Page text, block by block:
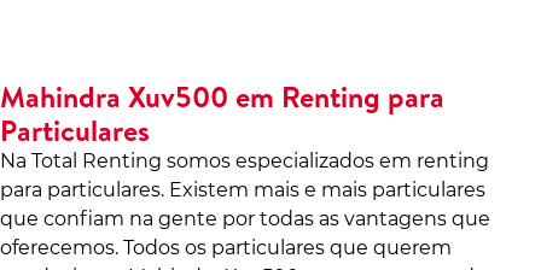
Mahindra Xuv500 em Renting para
Particulares
Na Total Renting somos especializados em renting
para particulares. Existem mais e mais particulares
que confiam na gente por todas as vantagens que
oferecemos. Todos os particulares que querem